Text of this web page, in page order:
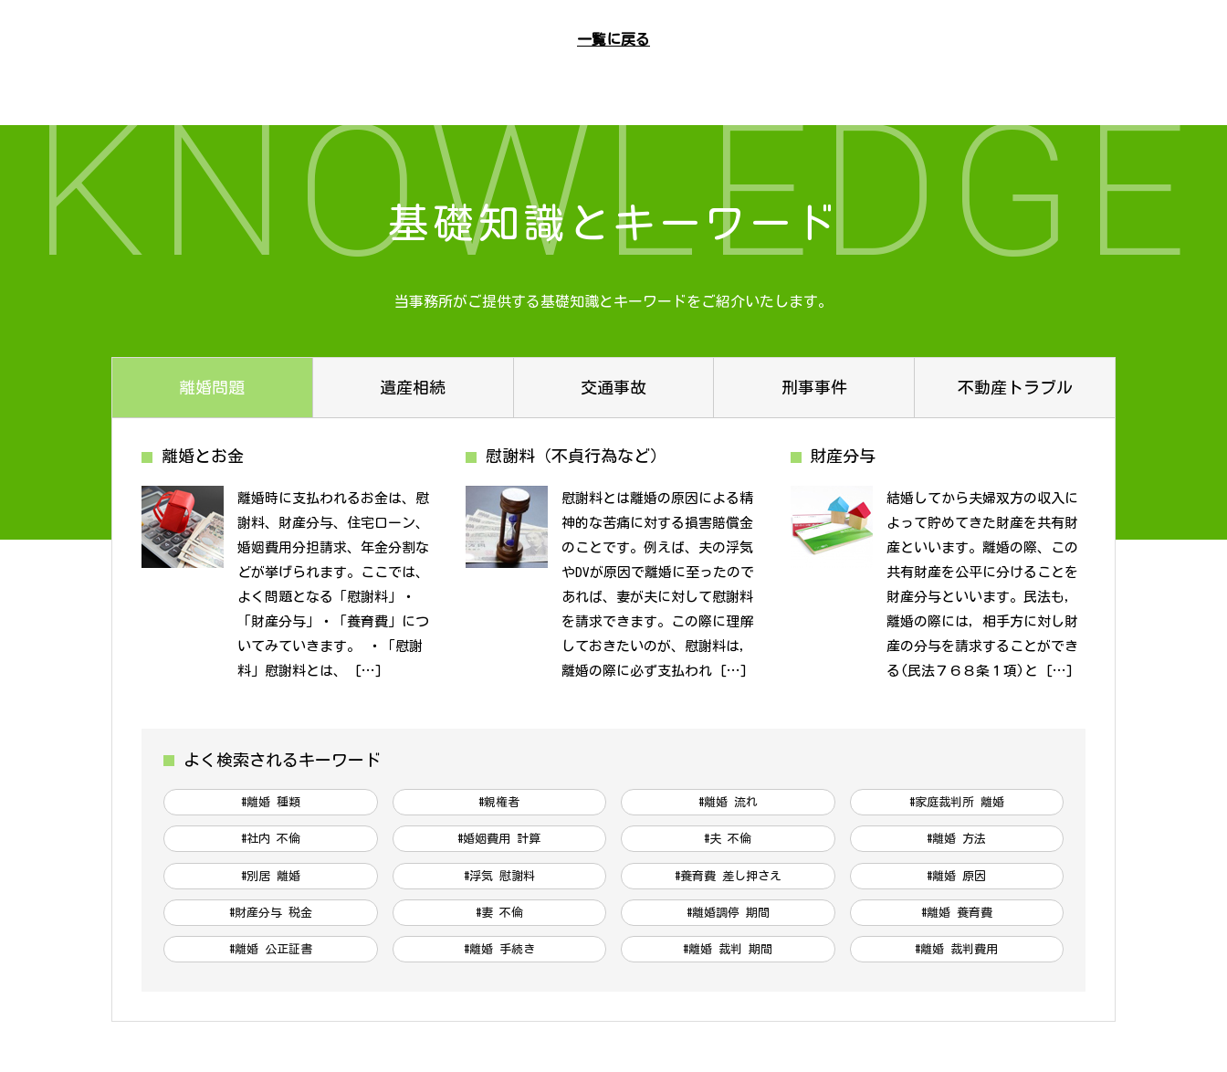
一覧に戻る
KNOWLEDGE
基礎知識とキーワード
当事務所がご提供する基礎知識とキーワードをご紹介いたします。
離婚問題 遺産相続 交通事故 刑事事件 不動産トラブル
離婚とお金
離婚時に支払われるお金は、慰
謝料、財産分与、住宅ローン、
婚姻費用分担請求、年金分割な
どが挙げられます。ここでは、
よく問題となる「慰謝料」・
「財産分与」・「養育費」につ
いてみていきます。 ・「慰謝
料」慰謝料とは、 […]
慰謝料（不貞行為など）
慰謝料とは離婚の原因による精
神的な苦痛に対する損害賠償金
のことです。例えば、夫の浮気
やDVが原因で離婚に至ったので
あれば、妻が夫に対して慰謝料
を請求できます。この際に理解
しておきたいのが、慰謝料は，
離婚の際に必ず支払われ […]
財産分与
結婚してから夫婦双方の収入に
よって貯めてきた財産を共有財
産といいます。離婚の際、この
共有財産を公平に分けることを
財産分与といいます。民法も，
離婚の際には，相手方に対し財
産の分与を請求することができ
る(民法７６８条１項)と […]
よく検索されるキーワード
#離婚 種類 #親権者 #離婚 流れ #家庭裁判所 離婚
#社内 不倫 #婚姻費用 計算 #夫 不倫 #離婚 方法
#別居 離婚 #浮気 慰謝料 #養育費 差し押さえ #離婚 原因
#財産分与 税金 #妻 不倫 #離婚調停 期間 #離婚 養育費
#離婚 公正証書 #離婚 手続き #離婚 裁判 期間 #離婚 裁判費用